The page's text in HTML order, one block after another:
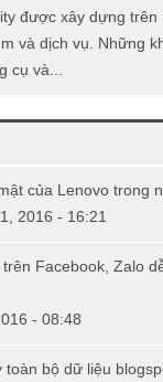
được xây dựng trên
và dịch vụ. Những
cụ và...
của Lenovo trong
2016 - 16:21
Facebook, Zalo
- 08:48
toàn bộ dữ liệu